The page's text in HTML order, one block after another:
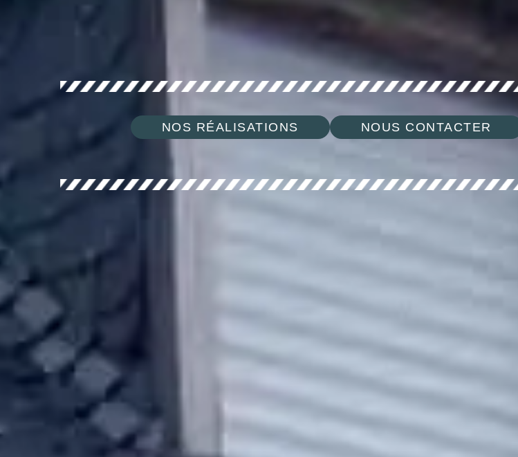
NOS RÉALISATIONS NOUS CONTACTER